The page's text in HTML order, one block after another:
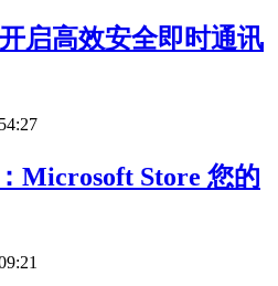
启高效安全即时通讯
Microsoft Store 您的